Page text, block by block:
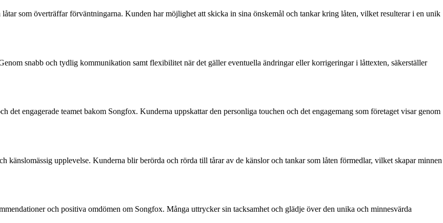
som överträffar förväntningarna. Kunden har möjlighet att skicka in sina önskemål och tankar kring låten, vilket resulterar i en unik
snabb och tydlig kommunikation samt flexibilitet när det gäller eventuella ändringar eller korrigeringar i låttexten, säkerställer
det engagerade teamet bakom Songfox. Kunderna uppskattar den personliga touchen och det engagemang som företaget visar genom
känslomässig upplevelse. Kunderna blir berörda och rörda till tårar av de känslor och tankar som låten förmedlar, vilket skapar minnen
och positiva omdömen om Songfox. Många uttrycker sin tacksamhet och glädje över den unika och minnesvärda